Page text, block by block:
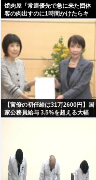
焼肉屋「常連優先で急に来た団体
客の肉出すのに1時間かけたらキ
レられた。嫌ならチェーン店行け
【官僚の初任給は31万2600円】国
家公務員給与 3.5%を超える大幅
なベースアップを勧告 人事院 「局